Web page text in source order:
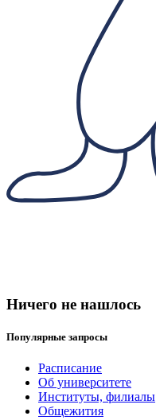
Ничего не нашлось
Популярные запросы
Расписание
Об университете
Институты, филиалы
Общежития